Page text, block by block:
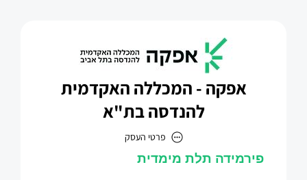
אפקה - המכללה האקדמית
להנדסה בת"א
פרטי העסק
אפקה - המכללה האקדמית להנדסה בת"א